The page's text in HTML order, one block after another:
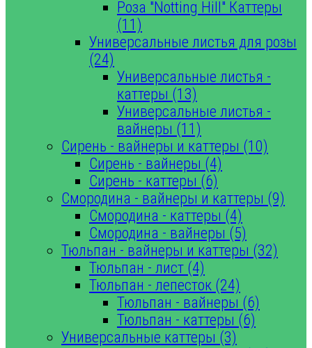
Роза "Notting Hill" Каттеры
(11)
Универсальные листья для розы
(24)
Универсальные листья -
каттеры (13)
Универсальные листья -
вайнеры (11)
Сирень - вайнеры и каттеры (10)
Сирень - вайнеры (4)
Сирень - каттеры (6)
Смородина - вайнеры и каттеры (9)
Смородина - каттеры (4)
Смородина - вайнеры (5)
Тюльпан - вайнеры и каттеры (32)
Тюльпан - лист (4)
Тюльпан - лепесток (24)
Тюльпан - вайнеры (6)
Тюльпан - каттеры (6)
Универсальные каттеры (3)